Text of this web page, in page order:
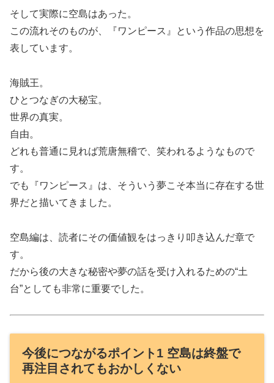
そして実際に空島はあった。
この流れそのものが、『ワンピース』という作品の思想を
表しています。
海賊王。
ひとつなぎの大秘宝。
世界の真実。
自由。
どれも普通に見れば荒唐無稽で、笑われるようなもので
す。
でも『ワンピース』は、そういう夢こそ本当に存在する世
界だと描いてきました。
空島編は、読者にその価値観をはっきり叩き込んだ章で
す。
だから後の大きな秘密や夢の話を受け入れるための“土
台”としても非常に重要でした。
今後につながるポイント1 空島は終盤で
再注目されてもおかしくない